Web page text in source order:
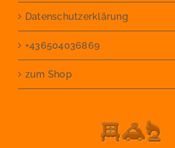
Datenschutzerklärung
+436504036869
zum Shop